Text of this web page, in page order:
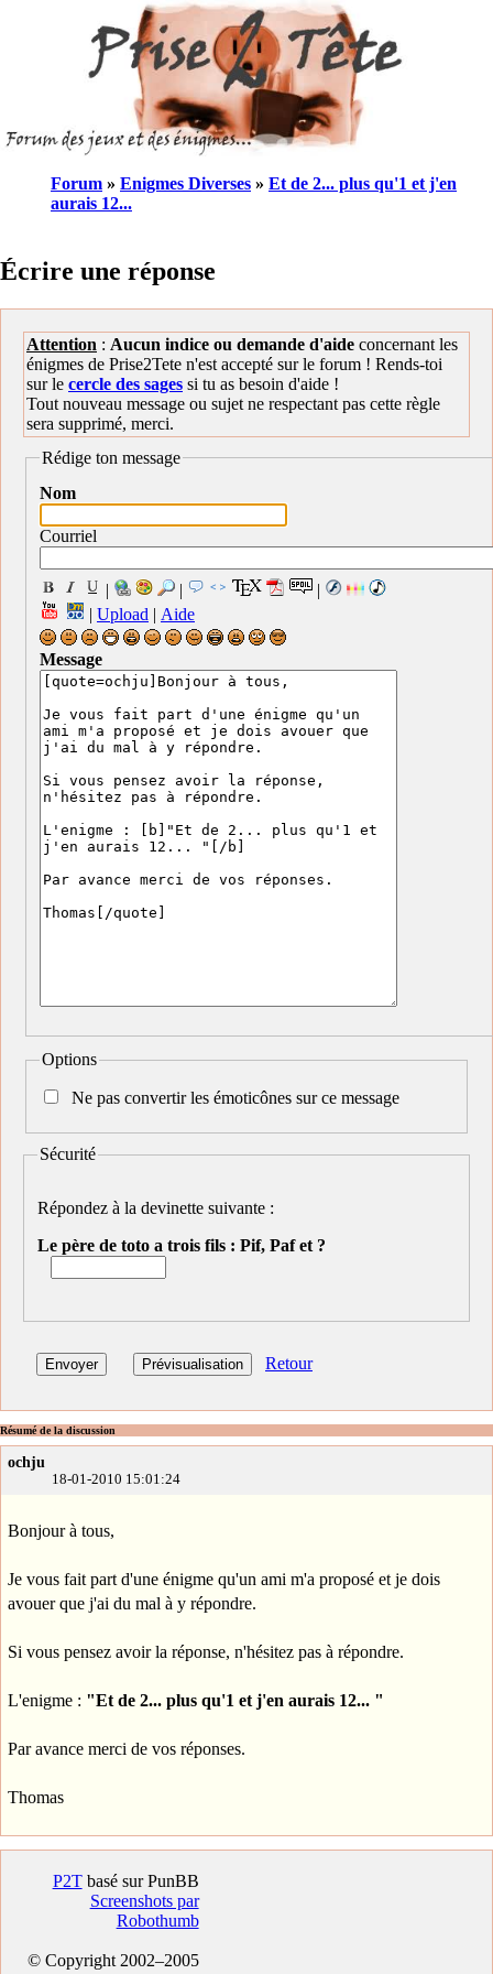
Forum » Enigmes Diverses » Et de 2... plus qu'1 et j'en
aurais 12...
Écrire une réponse
Attention : Aucun indice ou demande d'aide concernant les
énigmes de Prise2Tete n'est accepté sur le forum ! Rends-toi
sur le cercle des sages si tu as besoin d'aide !
Tout nouveau message ou sujet ne respectant pas cette règle
sera supprimé, merci.
Rédige ton message
Nom
Courriel
| |
|
| Upload | Aide
Message
Options
Ne pas convertir les émoticônes sur ce message
Sécurité
Répondez à la devinette suivante :
Le père de toto a trois fils : Pif, Paf et ?
Retour
Résumé de la discussion
ochju
18-01-2010 15:01:24
Bonjour à tous,
Je vous fait part d'une énigme qu'un ami m'a proposé et je dois
avouer que j'ai du mal à y répondre.
Si vous pensez avoir la réponse, n'hésitez pas à répondre.
L'enigme : "Et de 2... plus qu'1 et j'en aurais 12... "
Par avance merci de vos réponses.
Thomas
P2Tbasé sur PunBB
Screenshots par
Robothumb
© Copyright 2002–2005